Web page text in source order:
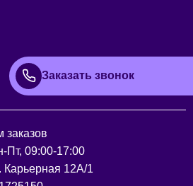
Заказать звонок
заказов
Пт, 09:00-17:00
Карьерная 12А/1